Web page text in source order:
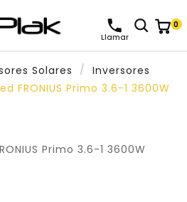
Llamar
0
Solares
Inversores
FRONIUS Primo 3.6-1 3600W